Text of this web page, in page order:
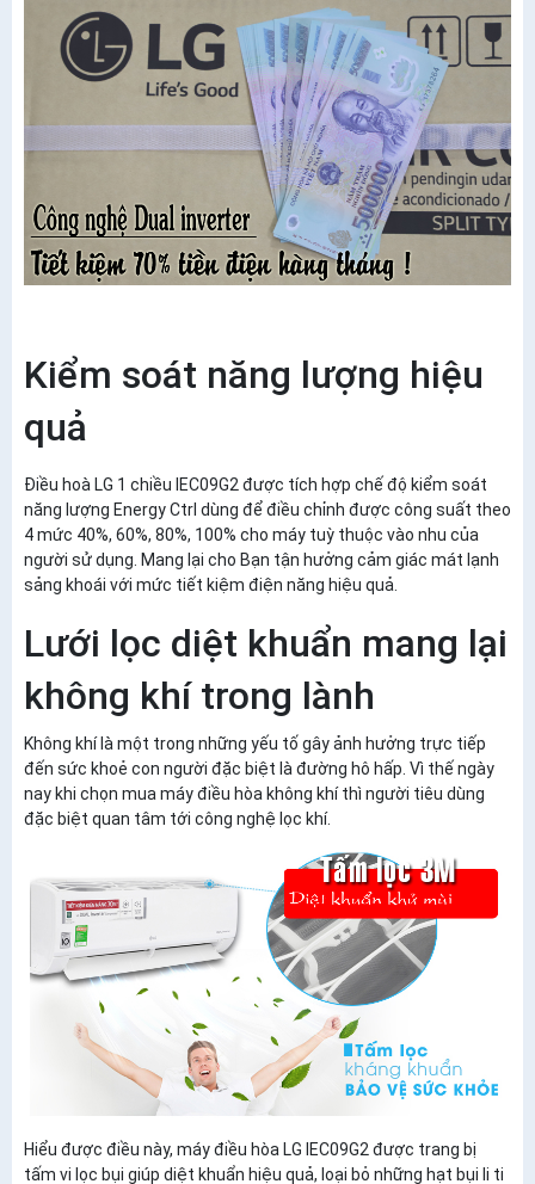
Kiểm soát năng lượng hiệu
quả
Điều hoà LG 1 chiều IEC09G2 được tích hợp chế độ kiểm soát
năng lượng Energy Ctrl dùng để điều chỉnh được công suất theo
4 mức 40%, 60%, 80%, 100% cho máy tuỳ thuộc vào nhu của
người sử dụng. Mang lại cho Bạn tận hưởng cảm giác mát lạnh
sảng khoái với mức tiết kiệm điện năng hiệu quả.
Lưới lọc diệt khuẩn mang lại
không khí trong lành
Không khí là một trong những yếu tố gây ảnh hưởng trực tiếp
đến sức khoẻ con người đặc biệt là đường hô hấp. Vì thế ngày
nay khi chọn mua máy điều hòa không khí thì người tiêu dùng
đặc biệt quan tâm tới công nghệ lọc khí.
Hiểu được điều này, máy điều hòa LG IEC09G2 được trang bị
tấm vi lọc bụi giúp diệt khuẩn hiệu quả, loại bỏ những hạt bụi li ti